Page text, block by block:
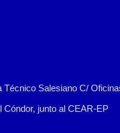
Salesiano C/
Cóndor, junto al CEAR-EP